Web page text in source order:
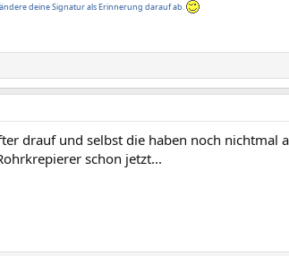
deine Signatur als Erinnerung darauf ab.
drauf und selbst die haben noch nichtmal
schon jetzt...